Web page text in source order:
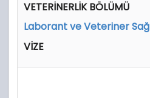
VETERİNERLİK BÖLÜMÜ
Laborant ve Veteriner
VİZE